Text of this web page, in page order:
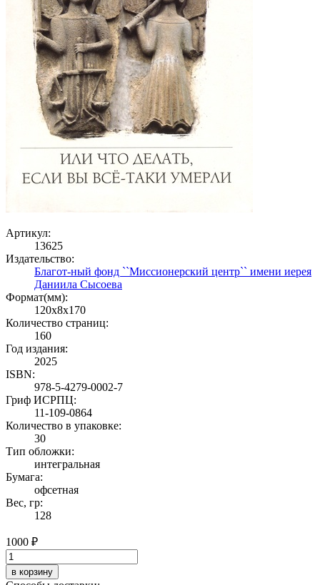
Артикул:
13625
Издательство:
Благот-ный фонд ``Миссионерский центр`` имени иерея
Даниила Сысоева
Формат(мм):
120x8x170
Количество страниц:
160
Год издания:
2025
ISBN:
978-5-4279-0002-7
Гриф ИСРПЦ:
11-109-0864
Количество в упаковке:
30
Тип обложки:
интегральная
Бумага:
офсетная
Вес, гр:
128
1000 ₽
в корзину